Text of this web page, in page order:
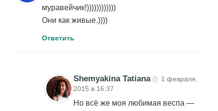
муравейчик!))))))))))))
Они как живые.))))
Ответить
Shemyakina Tatiana 🕒 1 февраля,
2015 в 16:37
Но всё же моя любимая веспа —